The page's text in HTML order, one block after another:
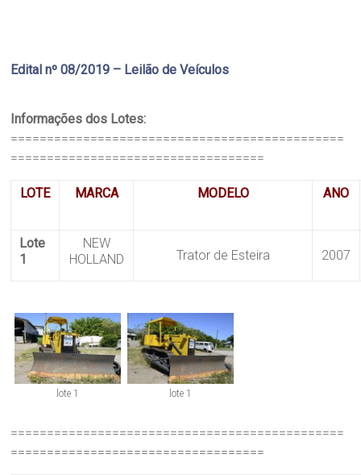
Edital nº 08/2019 – Leilão de Veículos
Informações dos Lotes:
==============================================
===================================
LOTE MARCA MODELO ANO
Lote
1
NEW
HOLLAND
Trator de Esteira 2007
lote 1 lote 1
==============================================
===================================